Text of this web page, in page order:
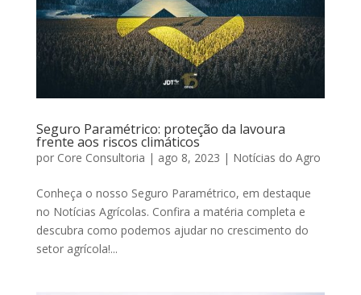
Seguro Paramétrico: proteção da lavoura
frente aos riscos climáticos
por Core Consultoria | ago 8, 2023 | Notícias do Agro
Conheça o nosso Seguro Paramétrico, em destaque
no Notícias Agrícolas. Confira a matéria completa e
descubra como podemos ajudar no crescimento do
setor agrícola!...